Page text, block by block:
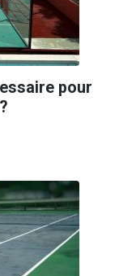
pour